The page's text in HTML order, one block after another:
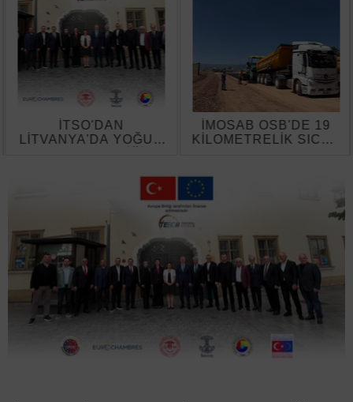
İMOSAB OSB'DE 19
KİLOMETRELİK SICAK
İstanbul Boğazı Yoğun
Sis Nedeniyle Gemi